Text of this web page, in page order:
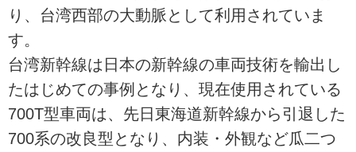
り、台湾西部の大動脈として利用されていま
す。
台湾新幹線は日本の新幹線の車両技術を輸出し
たはじめての事例となり、現在使用されている
700T型車両は、先日東海道新幹線から引退した
700系の改良型となり、内装・外観など瓜二つ